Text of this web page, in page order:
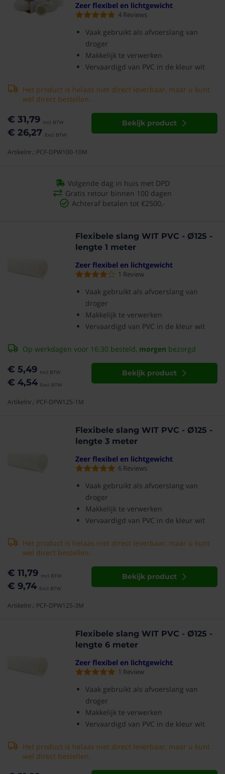
Zeer flexibel en lichtgewicht
4 Reviews
Vaak gebruikt als afvoerslang van
droger
Makkelijk te verwerken
Vervaardigd van PVC in de kleur wit
€ 31,79
€ 26,27
Het product is helaas niet direct leverbaar, maar u kunt
wel direct bestellen.
Bekijk product
Artikelnr.: PCF-DPW100-10M
Flexibele slang WIT PVC - Ø125 -
lengte 1 meter
Zeer flexibel en lichtgewicht
1 Review
Vaak gebruikt als afvoerslang van
droger
Makkelijk te verwerken
Vervaardigd van PVC in de kleur wit
€ 5,49
€ 4,54
Op werkdagen voor 16:30 besteld, morgen bezorgd
Bekijk product
Artikelnr.: PCF-DPW125-1M
Flexibele slang WIT PVC - Ø125 -
lengte 3 meter
Zeer flexibel en lichtgewicht
6 Reviews
Vaak gebruikt als afvoerslang van
droger
Makkelijk te verwerken
Vervaardigd van PVC in de kleur wit
€ 11,79
€ 9,74
Het product is helaas niet direct leverbaar, maar u kunt
wel direct bestellen.
Bekijk product
Artikelnr.: PCF-DPW125-3M
Flexibele slang WIT PVC - Ø125 -
lengte 6 meter
Zeer flexibel en lichtgewicht
1 Review
Vaak gebruikt als afvoerslang van
droger
Makkelijk te verwerken
Vervaardigd van PVC in de kleur wit
Het product is helaas niet direct leverbaar, maar u kunt
wel direct bestellen.
Volgende dag in huis met DPD
Gratis retour binnen 100 dagen
Achteraf betalen tot €2500,-